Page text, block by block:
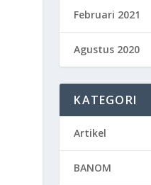
Februari 2021
Agustus 2020
KATEGORI
Artikel
BANOM